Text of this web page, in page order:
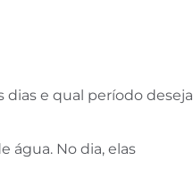
dias e qual período deseja
água. No dia, elas